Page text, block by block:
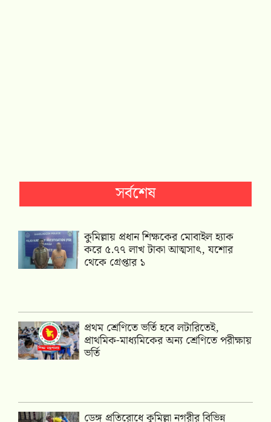
সর্বশেষ
কুমিল্লায় প্রধান শিক্ষকের মোবাইল হ্যাক
করে ৫.৭৭ লাখ টাকা আত্মসাৎ, যশোর
থেকে গ্রেপ্তার ১
প্রথম শ্রেণিতে ভর্তি হবে লটারিতেই,
প্রাথমিক-মাধ্যমিকের অন্য শ্রেণিতে পরীক্ষায়
ভর্তি
ডেঙ্গু প্রতিরোধে কুমিল্লা নগরীর বিভিন্ন